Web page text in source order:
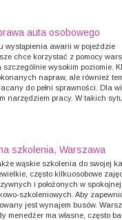
auta osobowego
wystąpienia awarii w pojeździe
chce korzystać z pomocy
szczególnie wysokim poziomie.
napraw, ale również
do pełni sprawności. Dla
narzędziem pracy. W takich
szkolenia, Warszawa
wąskie szkolenia do swojej
często kilkuosobowe
i położonych w
szkoleniowych. Aby
jest wynajem busów.
menedżer ma własne, często